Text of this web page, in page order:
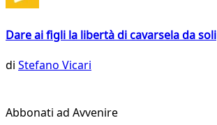
Dare ai figli la libertà di cavarsela da soli
di Stefano Vicari
Abbonati ad Avvenire